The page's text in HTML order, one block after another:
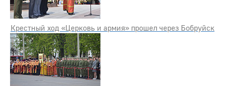
Крестный ход «Церковь и армия» прошел через Бобруйск